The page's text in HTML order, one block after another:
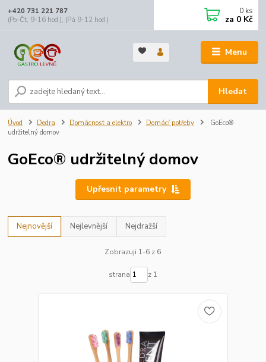
Menu
Hledat
+420 731 221 787
(Po-Čt, 9-16 hod.), (Pá 9-12 hod.)
0 ks
za 0 Kč
Úvod Dedra Domácnost a elektro Domácí potřeby
GoEco®
udržitelný domov
GoEco® udržitelný domov
Upřesnit parametry
Nejnovější Nejlevnější Nejdražší
Zobrazuji 1-6 z 6
strana z 1